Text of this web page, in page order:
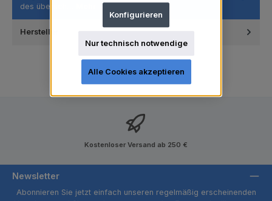
des übersch…
Hersteller
Kostenloser Versand ab 250 €
Newsletter
Abonnieren Sie jetzt einfach unseren regelmäßig erscheinenden
Nur technisch notwendige
Konfigurieren
Alle Cookies akzeptieren